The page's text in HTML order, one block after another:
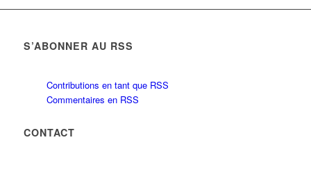
S’ABONNER AU RSS
Contributions en tant que RSS
Commentaires en RSS
CONTACT